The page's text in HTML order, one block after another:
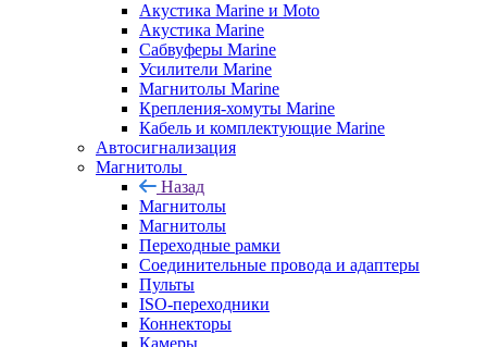
Акустика Marine и Moto
Акустика Marine
Сабвуферы Marine
Усилители Marine
Магнитолы Marine
Крепления-хомуты Marine
Кабель и комплектующие Marine
Автосигнализация
Магнитолы
Назад
Магнитолы
Магнитолы
Переходные рамки
Соединительные провода и адаптеры
Пульты
ISO-переходники
Коннекторы
Камеры